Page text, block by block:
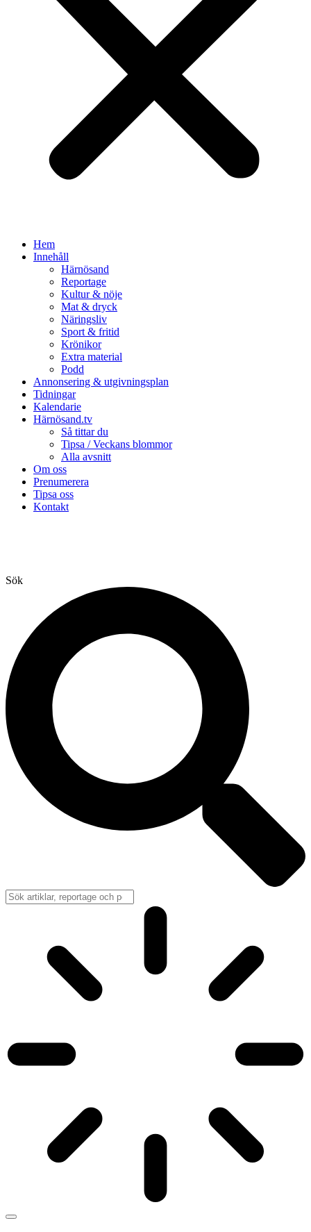
Hem
Innehåll
Härnösand
Reportage
Kultur & nöje
Mat & dryck
Näringsliv
Sport & fritid
Krönikor
Extra material
Podd
Annonsering & utgivningsplan
Tidningar
Kalendarie
Härnösand.tv
Så tittar du
Tipsa / Veckans blommor
Alla avsnitt
Om oss
Prenumerera
Tipsa oss
Kontakt
Sök